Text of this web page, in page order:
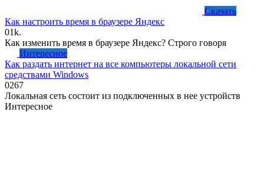
Скачать
Как настроить время в браузере Яндекс
01k.
Как изменить время в браузере Яндекс? Строго говоря
Интересное
Как раздать интернет на все компьютеры локальной сети
средствами Windows
0267
Локальная сеть состоит из подключенных в нее устройств
Интересное